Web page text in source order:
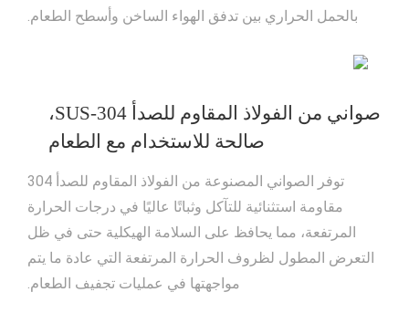
بالحمل الحراري بين تدفق الهواء الساخن وأسطح الطعام.
صواني من الفولاذ المقاوم للصدأ SUS-304،
صالحة للاستخدام مع الطعام
توفر الصواني المصنوعة من الفولاذ المقاوم للصدأ 304
مقاومة استثنائية للتآكل وثباتًا عاليًا في درجات الحرارة
المرتفعة، مما يحافظ على السلامة الهيكلية حتى في ظل
التعرض المطول لظروف الحرارة المرتفعة التي عادة ما يتم
مواجهتها في عمليات تجفيف الطعام.